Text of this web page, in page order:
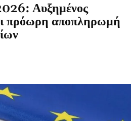
Αυξημένος
πρόωρη αποπληρωμή